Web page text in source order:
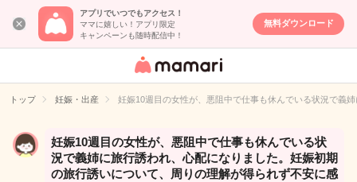
アプリでいつでもアクセス！
ママに嬉しい！アプリ限定
キャンペーンも随時配信中！
無料ダウンロード
女性専用匿名QA
イト
トップ 妊娠・出産 妊娠10週目の女性が、悪阻中で仕事も休んでいる状況で義
妊娠10週目の女性が、悪阻中で仕事も休んでいる状
況で義姉に旅行誘われ、心配になりました。妊娠初期
の旅行誘いについて、周りの理解が得られず不安に感